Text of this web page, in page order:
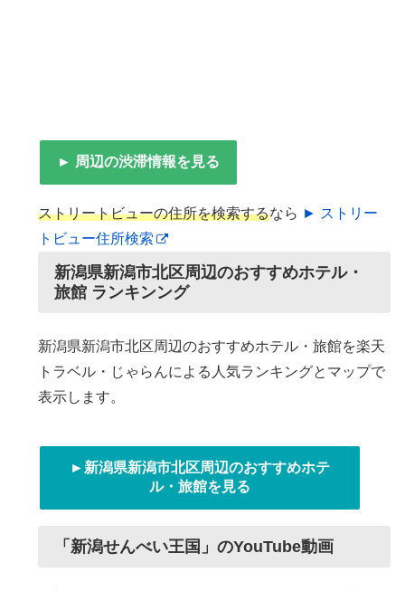
► 周辺の渋滞情報を見る
ストリートビューの住所を検索するなら ► ストリー
トビュー住所検索
新潟県新潟市北区周辺のおすすめホテル・
旅館 ランキンング
新潟県新潟市北区周辺のおすすめホテル・旅館を楽天
トラベル・じゃらんによる人気ランキングとマップで
表示します。
►新潟県新潟市北区周辺のおすすめホテ
ル・旅館を見る
「新潟せんべい王国」のYouTube動画